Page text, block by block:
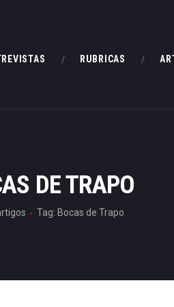
RUBRICAS
DE TRAPO
Tag: Bocas de Trapo